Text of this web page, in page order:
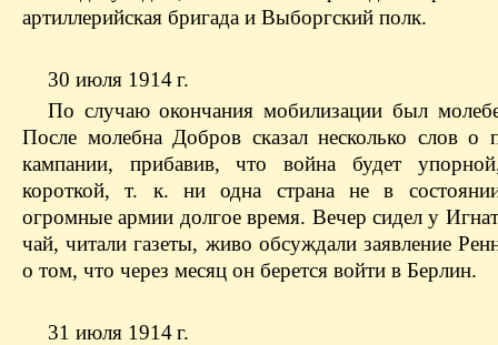
артиллерийская бригада и Выборгский полк.
30 июля 1914 г.
По случаю окончания мобилизации был
После молебна Добров сказал несколько слов о
кампании, прибавив, что война будет
короткой, т. к. ни одна страна не в
огромные армии долгое время. Вечер сидел у
чай, читали газеты, живо обсуждали заявление
о том, что через месяц он берется войти в Берлин.
31 июля 1914 г.